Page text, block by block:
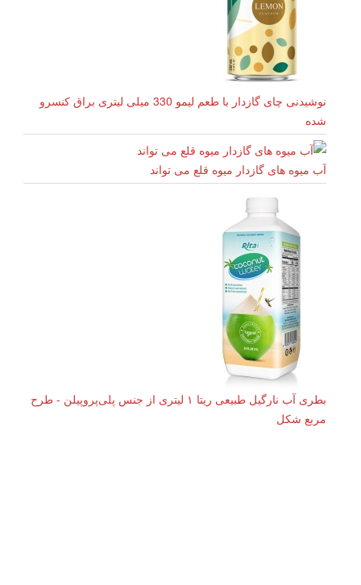
نوشیدنی چای گازدار با طعم لیمو 330 میلی لیتری براق کنسرو
شده
آب میوه های گازدار میوه قلع می تواند
بطری آب نارگیل طبیعی ریتا ۱ لیتری از جنس پلی‌پروپیلن - طرح
مربع شکل